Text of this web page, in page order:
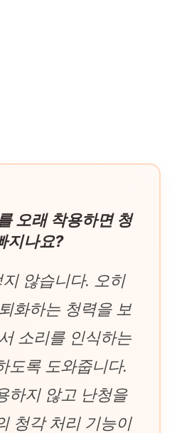
오래 착용하면 청
지나요?
않습니다. 오히
화하는 청력을 보
소리를 인식하는
도록 도와줍니다.
하지 않고 난청을
청각 처리 기능이